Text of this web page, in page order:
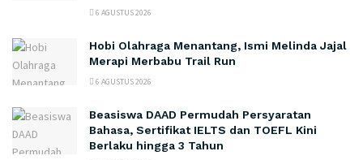
6 AGUSTUS 2026
Hobi Olahraga Menantang, Ismi Melinda Jajal
Merapi Merbabu Trail Run
6 AGUSTUS 2026
Beasiswa DAAD Permudah Persyaratan
Bahasa, Sertifikat IELTS dan TOEFL Kini
Berlaku hingga 3 Tahun